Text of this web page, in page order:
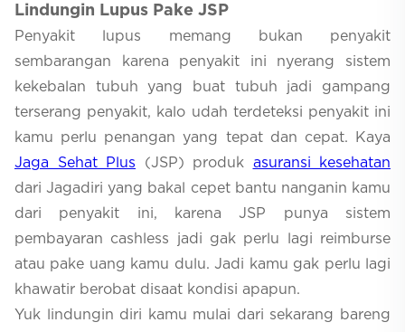
Lindungin Lupus Pake JSP
Penyakit lupus memang bukan penyakit
sembarangan karena penyakit ini nyerang sistem
kekebalan tubuh yang buat tubuh jadi gampang
terserang penyakit, kalo udah terdeteksi penyakit ini
kamu perlu penangan yang tepat dan cepat. Kaya
Jaga Sehat Plus (JSP) produk asuransi kesehatan
dari Jagadiri yang bakal cepet bantu nanganin kamu
dari penyakit ini, karena JSP punya sistem
pembayaran cashless jadi gak perlu lagi reimburse
atau pake uang kamu dulu. Jadi kamu gak perlu lagi
khawatir berobat disaat kondisi apapun.
Yuk lindungin diri kamu mulai dari sekarang bareng